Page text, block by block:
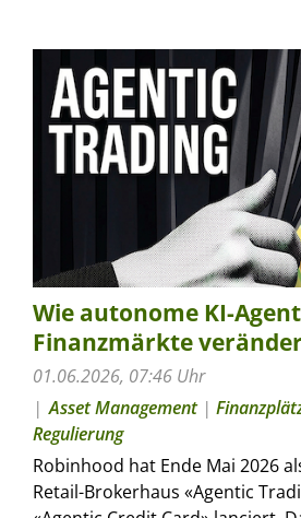
Wie autonome KI-
Finanzmärkte
01.06.2026, 07:46 Uhr
Asset Management|
Regulierung
Robinhood hat Ende Mai 2026
Retail-Brokerhaus «Agentic